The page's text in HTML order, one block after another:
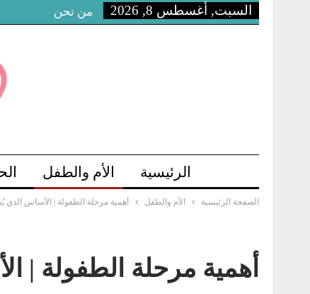
السبت, أغسطس 8, 2026 من نحن
الرئيسية الأم والطفل
الصفحة الرئيسية الأم والطفل أهمية مرحلة الطفولة | الأساس الذي
أهمية مرحلة الطفولة |